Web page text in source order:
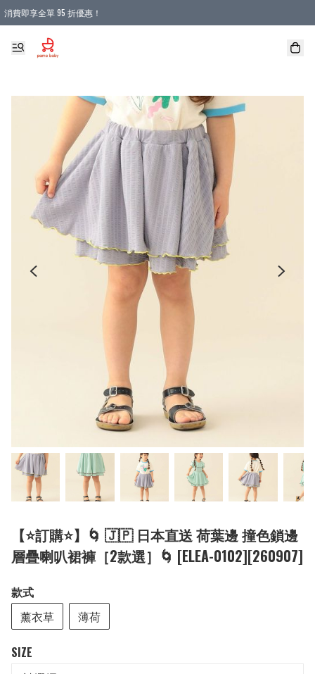
消費即享全單 95 折優惠！
購物滿 HKD 900.00即享免運費優惠！（適用於 本地送貨、本地取貨 )
【⭐訂購⭐】🌀 🇯🇵 日本直送 荷葉邊 撞色鎖邊
層疊喇叭裙褲［2款選］🌀 [ELEA-0102][260907]
款式
薰衣草
薄荷
SIZE